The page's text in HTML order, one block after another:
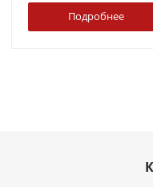
Подробнее